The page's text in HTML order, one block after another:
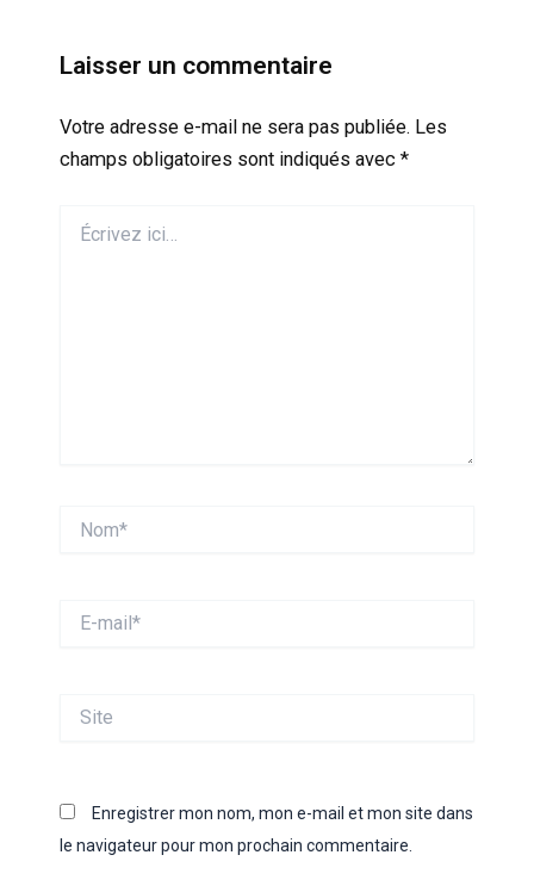
Laisser un commentaire
Votre adresse e-mail ne sera pas publiée. Les
champs obligatoires sont indiqués avec *
ici…
mail*
Enregistrer mon nom, mon e-mail et mon site dans
le navigateur pour mon prochain commentaire.